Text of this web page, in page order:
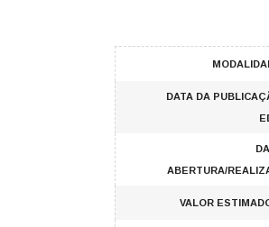
DATA DA
ABERTURA/
VALOR